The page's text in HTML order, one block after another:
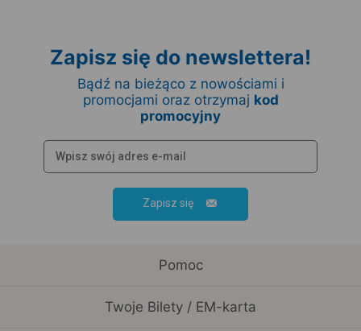
Zapisz się do newslettera!
Bądź na bieżąco z nowościami i
promocjami oraz otrzymaj kod
promocyjny
Zapisz się
Pomoc
Twoje Bilety / EM-karta